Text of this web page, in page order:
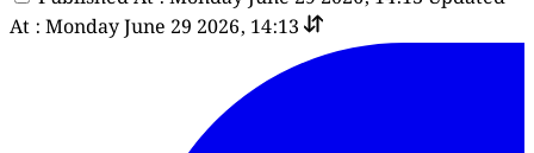
At : Monday June 29 2026, 14:13